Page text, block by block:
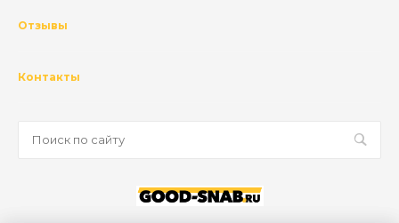
Отзывы
Контакты